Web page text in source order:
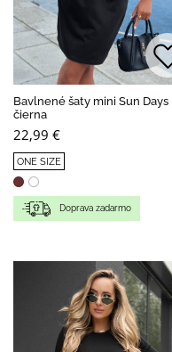
Bavlnené šaty mini Sun Days
čierna
22,99 €
ONE SIZE
Doprava zadarmo